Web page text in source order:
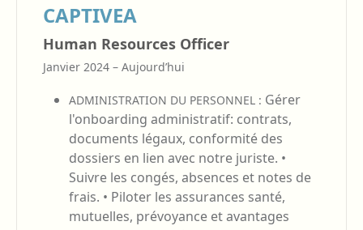
CAPTIVEA
Human Resources Officer
Janvier 2024 – Aujourd’hui
ADMINISTRATION DU PERSONNEL : Gérer
l'onboarding administratif: contrats,
documents légaux, conformité des
dossiers en lien avec notre juriste. •
Suivre les congés, absences et notes de
frais. • Piloter les assurances santé,
mutuelles, prévoyance et avantages